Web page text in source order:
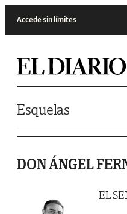
Accede sin límites
Esquelas
DON ÁNGEL
EL